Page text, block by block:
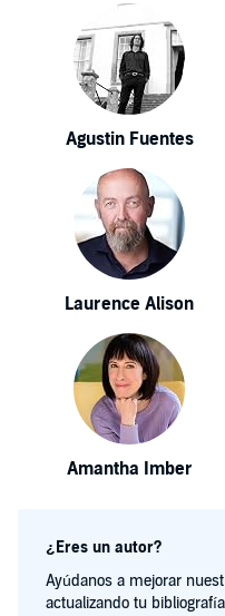
Agustin Fuentes
Laurence Alison
Amantha Imber
¿Eres un autor?
Ayúdanos a mejorar
actualizando tu